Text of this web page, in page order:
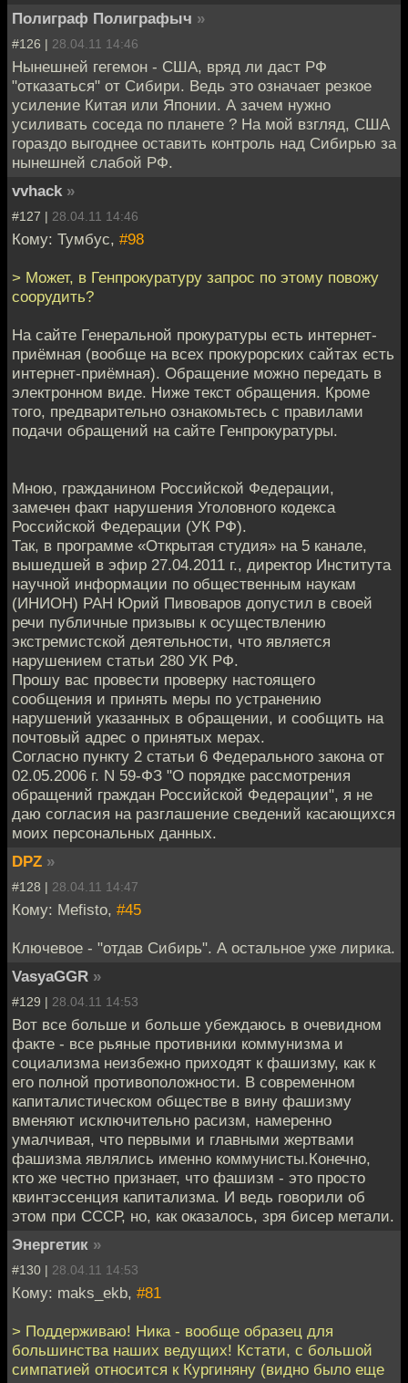
Полиграф Полиграфыч »
#126 | 28.04.11 14:46
Нынешней гегемон - США, вряд ли даст РФ
"отказаться" от Сибири. Ведь это означает резкое
усиление Китая или Японии. А зачем нужно
усиливать соседа по планете ? На мой взгляд, США
гораздо выгоднее оставить контроль над Сибирью за
нынешней слабой РФ.
vvhack »
#127 | 28.04.11 14:46
Кому: Тумбус, #98
> Может, в Генпрокуратуру запрос по этому повожу
соорудить?
На сайте Генеральной прокуратуры есть интернет-
приёмная (вообще на всех прокурорских сайтах есть
интернет-приёмная). Обращение можно передать в
электронном виде. Ниже текст обращения. Кроме
того, предварительно ознакомьтесь с правилами
подачи обращений на сайте Генпрокуратуры.
Мною, гражданином Российской Федерации,
замечен факт нарушения Уголовного кодекса
Российской Федерации (УК РФ).
Так, в программе «Открытая студия» на 5 канале,
вышедшей в эфир 27.04.2011 г., директор Института
научной информации по общественным наукам
(ИНИОН) РАН Юрий Пивоваров допустил в своей
речи публичные призывы к осуществлению
экстремистской деятельности, что является
нарушением статьи 280 УК РФ.
Прошу вас провести проверку настоящего
сообщения и принять меры по устранению
нарушений указанных в обращении, и сообщить на
почтовый адрес о принятых мерах.
Согласно пункту 2 статьи 6 Федерального закона от
02.05.2006 г. N 59-ФЗ "О порядке рассмотрения
обращений граждан Российской Федерации", я не
даю согласия на разглашение сведений касающихся
моих персональных данных.
DPZ »
#128 | 28.04.11 14:47
Кому: Mefisto, #45
Ключевое - "отдав Сибирь". А остальное уже лирика.
VasyaGGR »
#129 | 28.04.11 14:53
Вот все больше и больше убеждаюсь в очевидном
факте - все рьяные противники коммунизма и
социализма неизбежно приходят к фашизму, как к
его полной противоположности. В современном
капиталистическом обществе в вину фашизму
вменяют исключительно расизм, намеренно
умалчивая, что первыми и главными жертвами
фашизма являлись именно коммунисты.Конечно,
кто же честно признает, что фашизм - это просто
квинтэссенция капитализма. И ведь говорили об
этом при СССР, но, как оказалось, зря бисер метали.
Энергетик »
#130 | 28.04.11 14:53
Кому: maks_ekb, #81
> Поддерживаю! Ника - вообще образец для
большинства наших ведущих! Кстати, с большой
симпатией относится к Кургиняну (видно было еще